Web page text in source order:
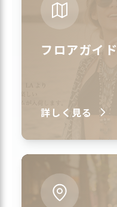
フロアガイド
詳しく見る